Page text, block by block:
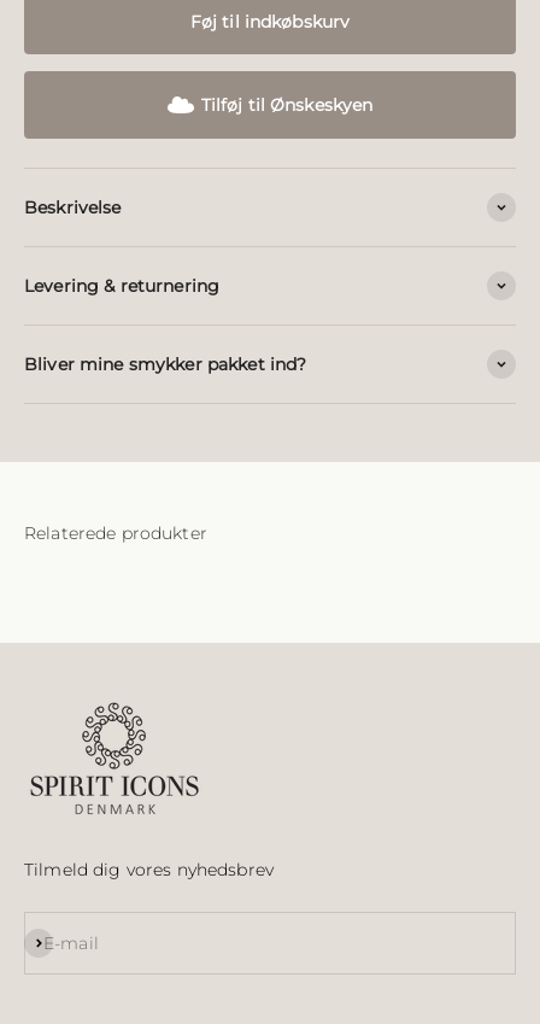
Føj til indkøbskurv
Tilføj til Ønskeskyen
Beskrivelse
Levering & returnering
Bliver mine smykker pakket ind?
Tilmeld dig vores nyhedsbrev
E-mail
Abonnér